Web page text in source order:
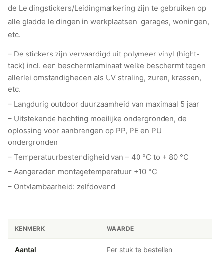
de Leidingstickers/Leidingmarkering zijn te gebruiken op
alle gladde leidingen in werkplaatsen, garages, woningen,
etc.
– De stickers zijn vervaardigd uit polymeer vinyl (hight-
tack) incl. een beschermlaminaat welke beschermt tegen
allerlei omstandigheden als UV straling, zuren, krassen,
etc.
– Langdurig outdoor duurzaamheid van maximaal 5 jaar
– Uitstekende hechting moeilijke ondergronden, de
oplossing voor aanbrengen op PP, PE en PU
ondergronden
– Temperatuurbestendigheid van – 40 °C to + 80 °C
– Aangeraden montagetemperatuur +10 °C
– Ontvlambaarheid: zelfdovend
KENMERK WAARDE
Aantal Per stuk te bestellen